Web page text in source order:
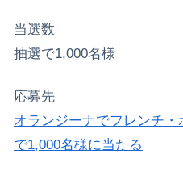
当選数
抽選で1,000名様
応募先
オランジーナでフレンチ
で1,000名様に当たる